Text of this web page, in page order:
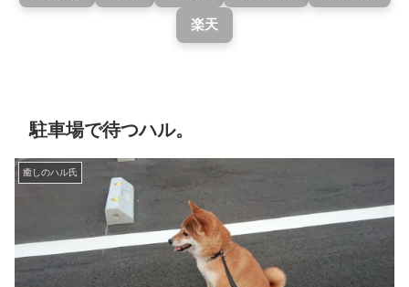
楽天
駐車場で待つハル。
癒しのハル氏